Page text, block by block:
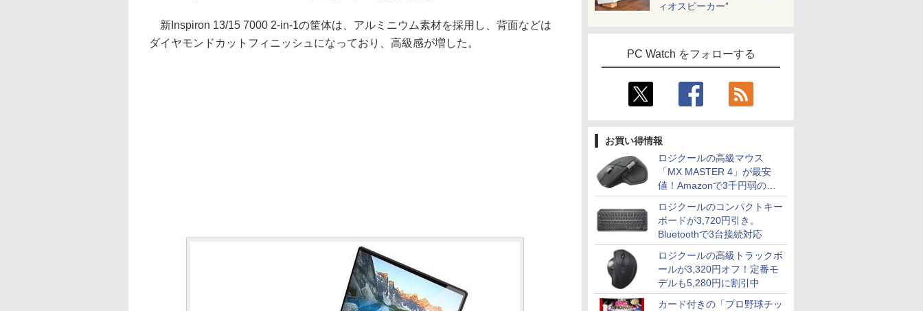
ィオスピーカー”
PC Watch をフォローする
お買い得情報
ロジクールの高級マウス
「MX MASTER 4」が最安
値！Amazonで3千円弱の割
引
ロジクールのコンパクトキー
ボードが3,720円引き。
Bluetoothで3台接続対応
ロジクールの高級トラックボ
ールが3,320円オフ！定番モ
デルも5,280円に割引中
カード付きの「プロ野球チッ
新Inspiron 13/15 7000 2-in-1の筐体は、アルミニウム素材を採用し、背面などは
ダイヤモンドカットフィニッシュになっており、高級感が増した。